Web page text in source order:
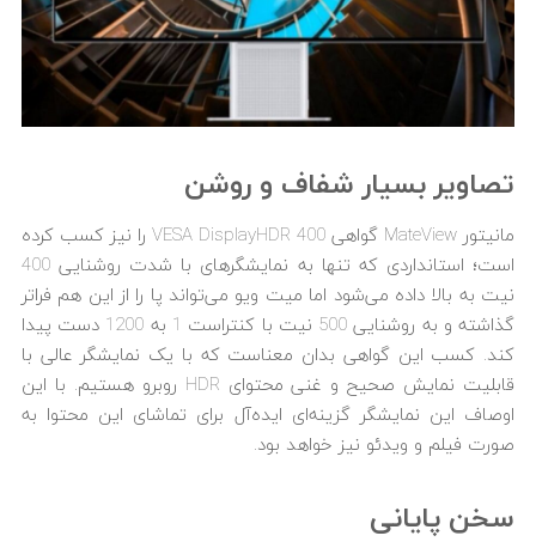
تصاویر بسیار شفاف و روشن
مانیتور MateView گواهی VESA DisplayHDR 400 را نیز کسب کرده
است؛ استانداردی که تنها به نمایشگرهای با شدت روشنایی 400
نیت به بالا داده می‌شود اما میت‌ ویو می‌تواند پا را از این هم فراتر
گذاشته و به روشنایی 500 نیت با کنتراست 1 به 1200 دست پیدا
کند. کسب این گواهی بدان معناست که با یک نمایشگر عالی با
قابلیت نمایش صحیح و غنی محتوای HDR روبرو هستیم. با این
اوصاف این نمایشگر گزینه‌‎ای ایده‌آل برای تماشای این محتوا به
صورت فیلم و ویدئو نیز خواهد بود.
سخن پایانی